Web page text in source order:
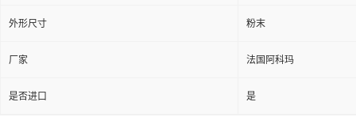
厂家 法国阿科玛
是否进口 是